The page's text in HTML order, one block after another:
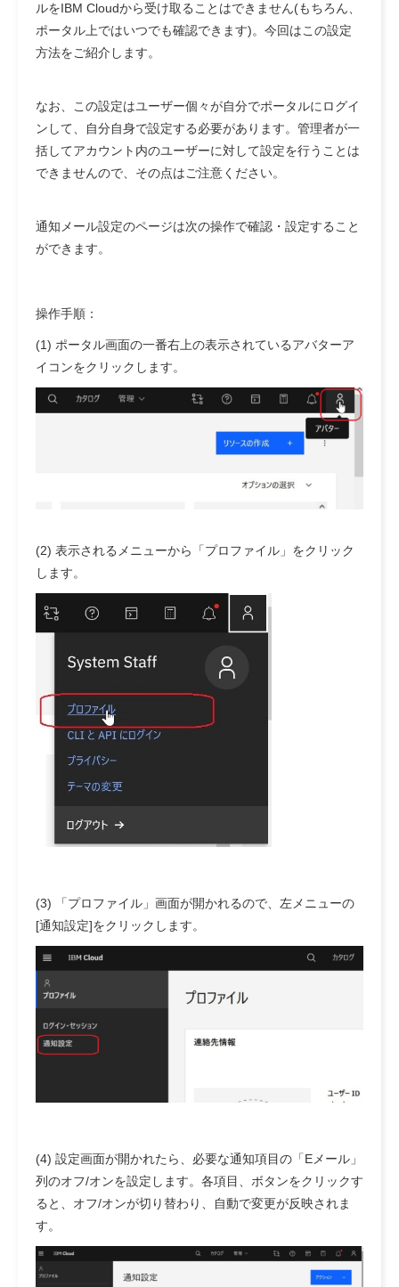
ルをIBM Cloudから受け取ることはできません(もちろん、
ポータル上ではいつでも確認できます)。今回はこの設定
方法をご紹介します。
なお、この設定はユーザー個々が自分でポータルにログイ
ンして、自分自身で設定する必要があります。管理者が一
括してアカウント内のユーザーに対して設定を行うことは
できませんので、その点はご注意ください。
通知メール設定のページは次の操作で確認・設定すること
ができます。
操作手順：
(1) ポータル画面の一番右上の表示されているアバターア
イコンをクリックします。
(2) 表示されるメニューから「プロファイル」をクリック
します。
(3) 「プロファイル」画面が開かれるので、左メニューの
[通知設定]をクリックします。
(4) 設定画面が開かれたら、必要な通知項目の「Eメール」
列のオフ/オンを設定します。各項目、ボタンをクリックす
ると、オフ/オンが切り替わり、自動で変更が反映されま
す。